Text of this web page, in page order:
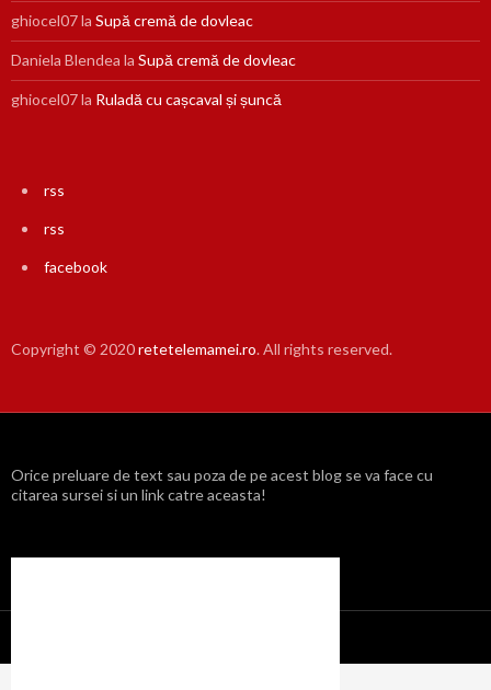
ghiocel07la Supă cremă de dovleac
Daniela Blendea la Supă cremă de dovleac
ghiocel07la Ruladă cu cașcaval și șuncă
rss
rss
facebook
Copyright © 2020retetelemamei.ro. All rights reserved.
Orice preluare de text sau poza de pe acest blog se va face cu
citarea sursei si un link catre aceasta!